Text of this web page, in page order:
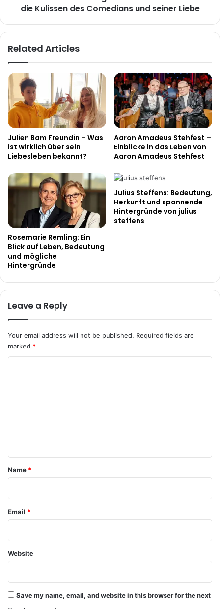
Comedians
die Kulissen des Comedians und seiner Liebe
Related Articles
Julien Bam Freundin – Was
ist wirklich über sein
Liebesleben bekannt?
Aaron Amadeus Stehfest –
Einblicke in das Leben von
Aaron Amadeus Stehfest
Rosemarie Remling: Ein
Blick auf Leben, Bedeutung
und mögliche
Hintergründe
Julius Steffens: Bedeutung,
Herkunft und spannende
Hintergründe von julius
steffens
Leave a Reply
Your email address will not be published. Required fields are
marked *
*
Name *
Email *
Website
Save my name, email, and website in this browser for the next